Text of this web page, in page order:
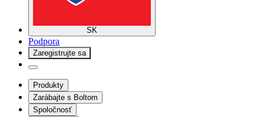
SK
Podpora
Zaregistrujte sa
Produkty
Zarábajte s Boltom
Spoločnosť